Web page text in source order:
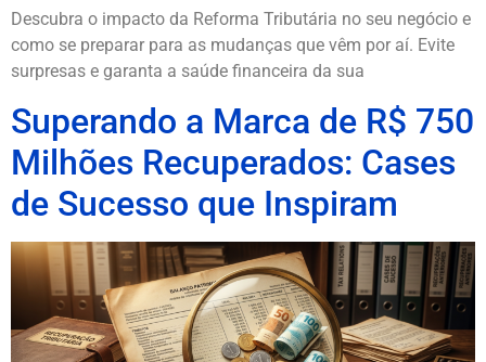
Descubra o impacto da Reforma Tributária no seu negócio e
como se preparar para as mudanças que vêm por aí. Evite
surpresas e garanta a saúde financeira da sua
Superando a Marca de R$ 750
Milhões Recuperados: Cases
de Sucesso que Inspiram